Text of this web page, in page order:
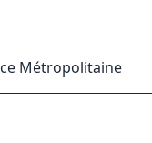
Métropolitaine